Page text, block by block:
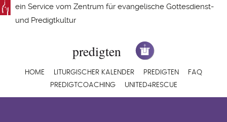
Direkt
zum
ein Service vom Zentrum für evangelische Gottesdienst-
und Predigtkultur
Hauptnavigation
HOME LITURGISCHER KALENDER PREDIGTEN
FAQ
PREDIGTCOACHING
UNITED4RESCUE